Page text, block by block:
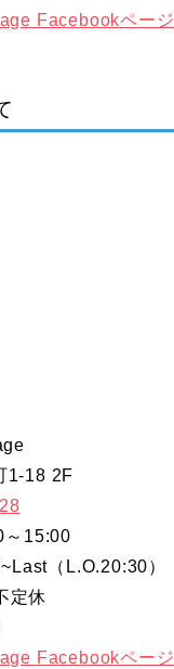
Facebookページ
1-18 2F
～15:00
（L.O.20:30）
定休
Facebookページ